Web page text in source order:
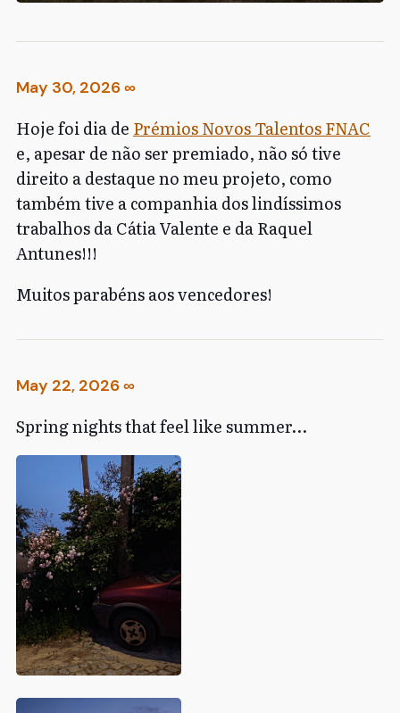
May 30, 2026∞
Hoje foi dia de Prémios Novos Talentos FNAC
e, apesar de não ser premiado, não só tive
direito a destaque no meu projeto, como
também tive a companhia dos lindíssimos
trabalhos da Cátia Valente e da Raquel
Antunes!!!
Muitos parabéns aos vencedores!
May 22, 2026∞
Spring nights that feel like summer…